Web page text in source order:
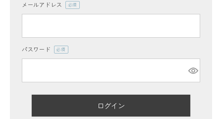
メールアドレス
(必
パスワード
(必
ログイン